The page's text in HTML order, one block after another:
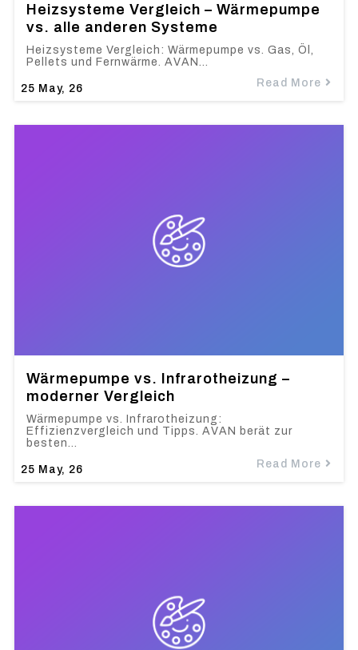
Heizsysteme Vergleich – Wärmepumpe
vs. alle anderen Systeme
25 May, 26
Heizsysteme Vergleich: Wärmepumpe vs. Gas, Öl,
Pellets und Fernwärme. AVAN…
Read More
Wärmepumpe vs. Infrarotheizung –
moderner Vergleich
25 May, 26
Wärmepumpe vs. Infrarotheizung:
Effizienzvergleich und Tipps. AVAN berät zur
besten…
Read More